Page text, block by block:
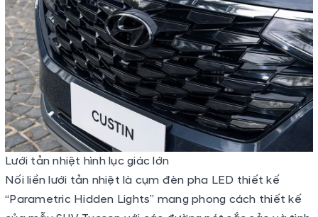
Lưới tản nhiệt hình lục giác lớn
Nối liền lưới tản nhiệt là cụm đèn pha LED thiết kế
“Parametric Hidden Lights” mang phong cách thiết kế